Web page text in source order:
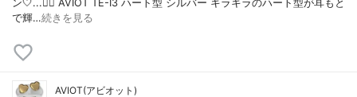
ン🤍...👉🏻 AVIOT TE-I3 ハート型 シルバー キラキラのハート型が耳もと
で輝…続きを見る
AVIOT(アビオット)